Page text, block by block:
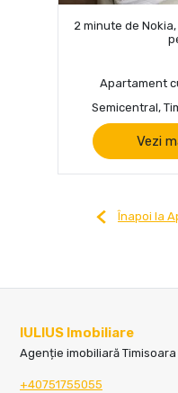
2 minute de
Apartament
Semicentral,
Vezi
Înapoi la
IULIUS Imobiliare
Agenție imobiliară Timisoara
+40751755055